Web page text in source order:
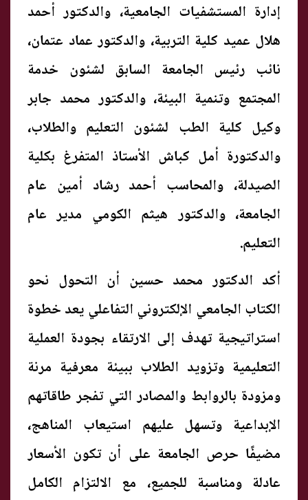
إدارة المستشفيات الجامعية، والدكتور أحمد
هلال عميد كلية التربية، والدكتور عماد عتمان،
نائب رئيس الجامعة السابق لشئون خدمة
المجتمع وتنمية البيئة، والدكتور محمد جابر
وكيل كلية الطب لشئون التعليم والطلاب،
والدكتورة أمل كباش الأستاذ المتفرغ بكلية
الصيدلة، والمحاسب أحمد رشاد أمين عام
الجامعة، والدكتور هيثم الكومي مدير عام
التعليم.
أكد الدكتور محمد حسين أن التحول نحو
الكتاب الجامعي الإلكتروني التفاعلي يعد خطوة
استراتيجية تهدف إلى الارتقاء بجودة العملية
التعليمية وتزويد الطلاب ببيئة معرفية مرنة
ومزودة بالروابط والمصادر التي تفجر طاقاتهم
الإبداعية وتسهل عليهم استيعاب المناهج،
مضيفًا حرص الجامعة على أن تكون الأسعار
عادلة ومناسبة للجميع، مع الالتزام الكامل